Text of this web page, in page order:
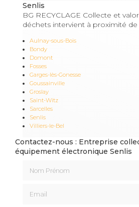
Senlis
BG RECYCLAGE Collecte et
déchets intervient à proximité de
Aulnay-sous-Bois
Bondy
Domont
Fosses
Garges-lès-Gonesse
Goussainville
Groslay
Saint-Witz
Sarcelles
Senlis
Villiers-le-Bel
Contactez-nous : Entreprise
équipement électronique Senlis